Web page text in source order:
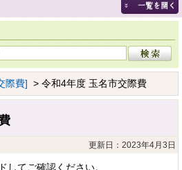
際費] > 令和4年度 玉名市交際費
更新日：2023年4月3日
してご確認ください。